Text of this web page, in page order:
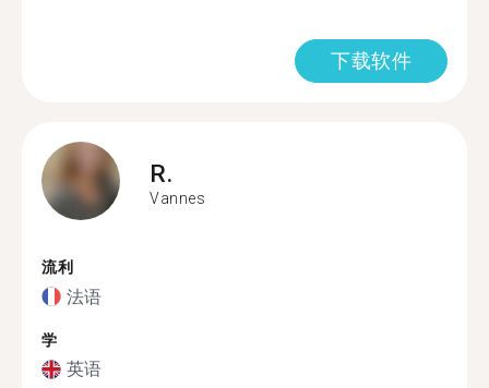
下载软件
R.
Vannes
流利
法语
学
英语